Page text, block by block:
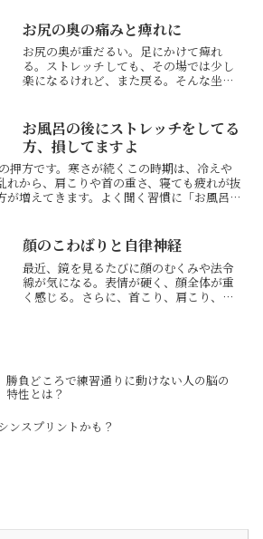
お尻の奥の痛みと痺れに
お尻の奥が重だるい。足にかけて痺れ
る。ストレッチしても、その場では少し
楽になるけれど、また戻る。そんな坐骨
関わっているケースがあります。今回の
動画では、お尻からくる痛みや...
お風呂の後にストレッチをしてる
方、損してますよ
押方です。寒さが続くこの時期は、冷えや
れから、肩こりや首の重さ、寝ても疲れが抜
が増えてきます。よく聞く習慣に「お風呂上
顔のこわばりと自律神経
最近、鏡を見るたびに顔のむくみや法令
線が気になる。表情が硬く、顔全体が重
く感じる。さらに、首こり、肩こり、頭
勝負どころで練習通りに動けない人の脳の
特性とは？
ンスプリントかも？